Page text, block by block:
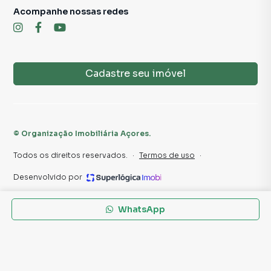
WhatsApp
Cadastre seu imóvel
Acompanhe nossas redes
© Organização Imobiliária Açores.
Todos os direitos reservados. · Termos de uso ·
Desenvolvido por